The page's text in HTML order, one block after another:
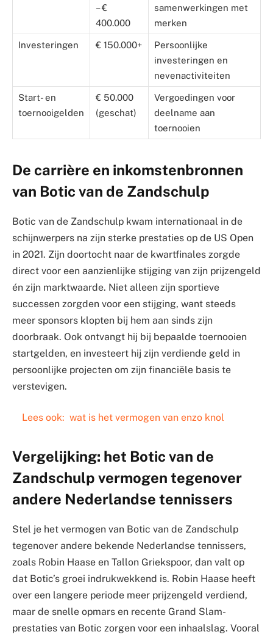
– €
400.000
samenwerkingen met
merken
Investeringen € 150.000+
Persoonlijke
investeringen en
nevenactiviteiten
Start- en
toernooigelden
€ 50.000
(geschat)
Vergoedingen voor
deelname aan
toernooien
De carrière en inkomstenbronnen
van Botic van de Zandschulp
Botic van de Zandschulp kwam internationaal in de
schijnwerpers na zijn sterke prestaties op de US Open
in 2021. Zijn doortocht naar de kwartfinales zorgde
direct voor een aanzienlijke stijging van zijn prijzengeld
én zijn marktwaarde. Niet alleen zijn sportieve
successen zorgden voor een stijging, want steeds
meer sponsors klopten bij hem aan sinds zijn
doorbraak. Ook ontvangt hij bij bepaalde toernooien
startgelden, en investeert hij zijn verdiende geld in
persoonlijke projecten om zijn financiële basis te
verstevigen.
Lees ook: wat is het vermogen van enzo knol
Vergelijking: het Botic van de
Zandschulp vermogen tegenover
andere Nederlandse tennissers
Stel je het vermogen van Botic van de Zandschulp
tegenover andere bekende Nederlandse tennissers,
zoals Robin Haase en Tallon Griekspoor, dan valt op
dat Botic’s groei indrukwekkend is. Robin Haase heeft
over een langere periode meer prijzengeld verdiend,
maar de snelle opmars en recente Grand Slam-
prestaties van Botic zorgen voor een inhaalslag. Vooral